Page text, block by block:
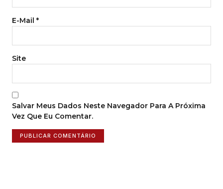
E-Mail *
Site
Salvar Meus Dados Neste Navegador Para A Próxima
Vez Que Eu Comentar.